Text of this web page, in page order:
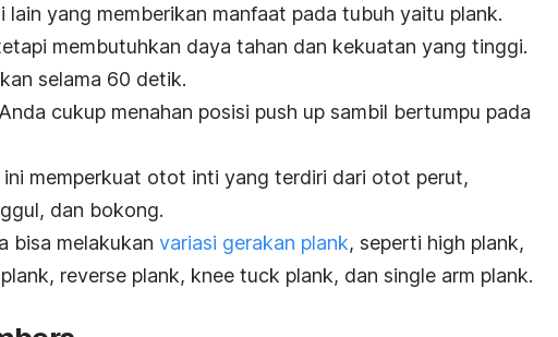
lain yang memberikan manfaat pada tubuh yaitu plank.
membutuhkan daya tahan dan kekuatan yang tinggi.
selama 60 detik.
cukup menahan posisi push up sambil bertumpu pada
ini memperkuat otot inti yang terdiri dari otot perut,
dan bokong.
bisa melakukan variasi gerakan plank, seperti high plank,
reverse plank, knee tuck plank, dan single arm plank.